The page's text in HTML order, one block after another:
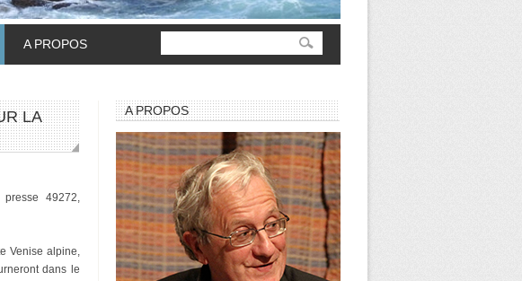
A PROPOS
LA
49272,
Venise alpine,
dans le
A PROPOS